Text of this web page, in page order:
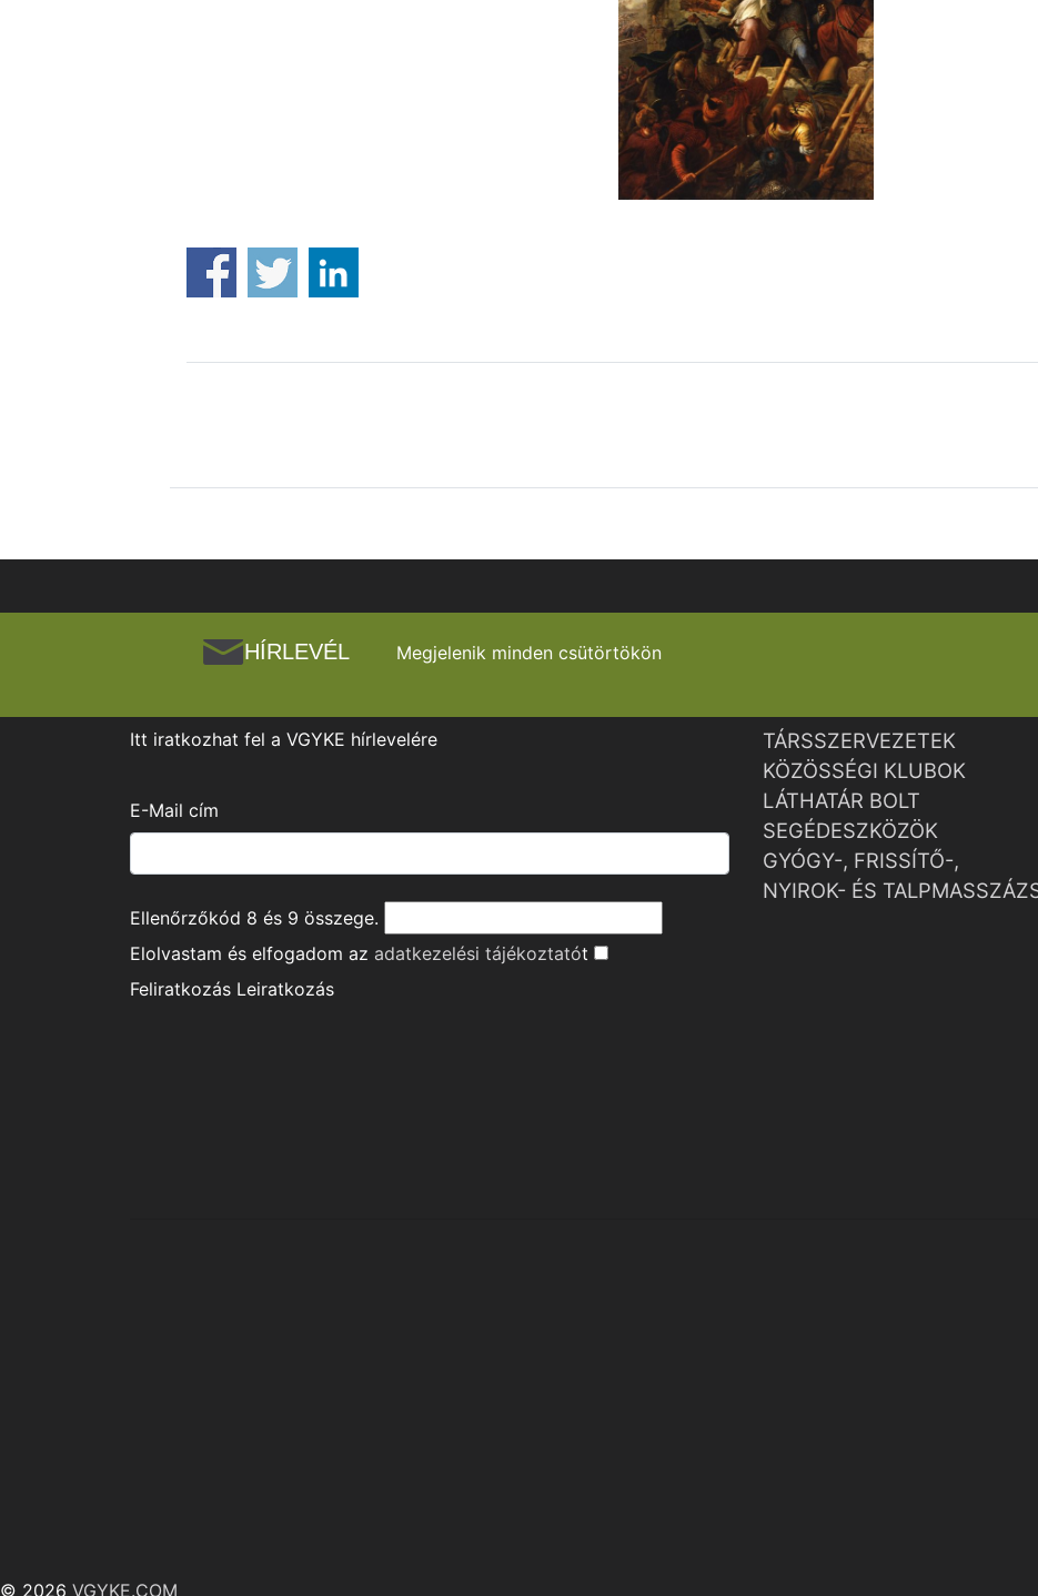
HÍRLEVÉL Megjelenik minden csütörtökön
Itt iratkozhat fel a VGYKE hírlevelére
E-Mail cím
Ellenőrzőkód 8 és 9 összege.
Elolvastam és elfogadom az adatkezelési tájékoztatót
Feliratkozás Leiratkozás
TÁRSSZERVEZETEK
KÖZÖSSÉGI KLUBOK
LÁTHATÁR BOLT
SEGÉDESZKÖZÖK
GYÓGY-, FRISSÍTŐ-,
NYIROK- ÉS
© 2026 VGYKE.COM